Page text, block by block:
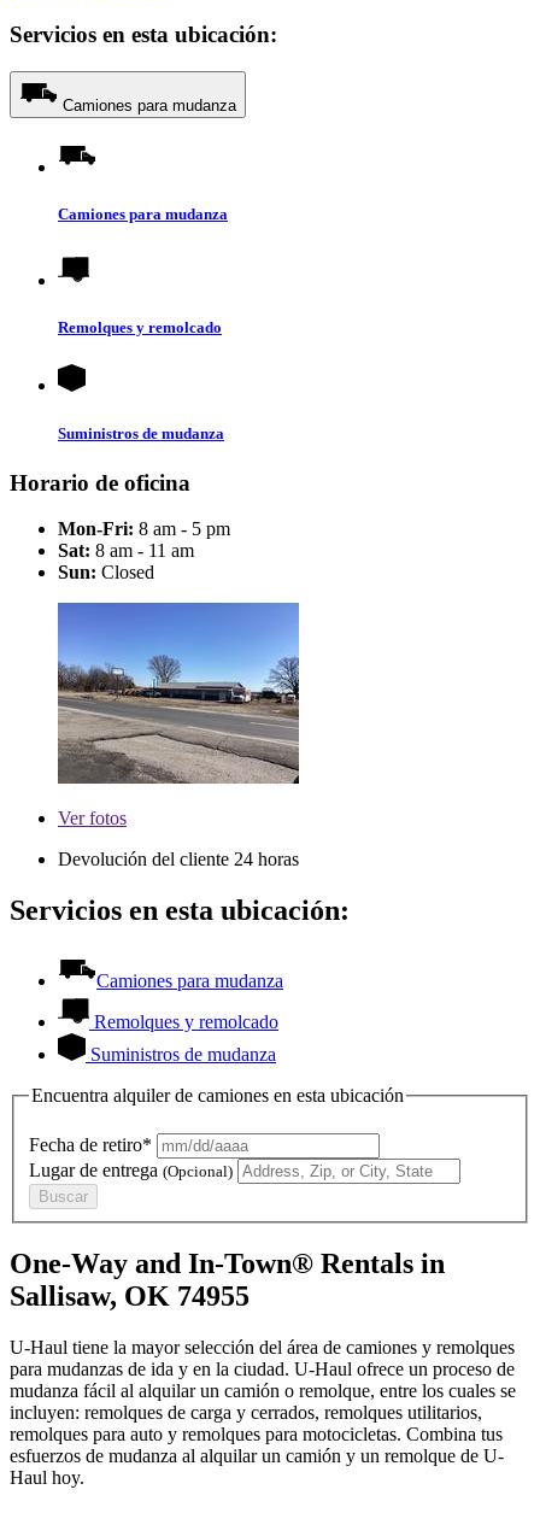
Servicios en esta ubicación:
Camiones para mudanza
Camiones para mudanza
Remolques y remolcado
Suministros de mudanza
Horario de oficina
Mon-Fri: 8 am - 5 pm
Sat: 8 am - 11 am
Sun: Closed
Verfotos
Devolución del cliente 24 horas
Servicios en esta ubicación:
Camiones para mudanza
Remolques y remolcado
Suministros de mudanza
Encuentra alquiler de camiones en esta ubicación
Fecha de retiro*
Lugar de entrega (Opcional)
Buscar
One-Way and In-Town® Rentals in
Sallisaw, OK 74955
U-Haul tiene la mayor selección del área de camiones y remolques
para mudanzas de ida y en la ciudad. U-Haul ofrece un proceso de
mudanza fácil al alquilar un camión o remolque, entre los cuales se
incluyen: remolques de carga y cerrados, remolques utilitarios,
remolques para auto y remolques para motocicletas. Combina tus
esfuerzos de mudanza al alquilar un camión y un remolque de U-
Haul hoy.